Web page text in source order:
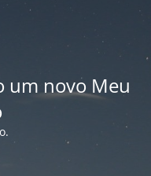
um novo Meu